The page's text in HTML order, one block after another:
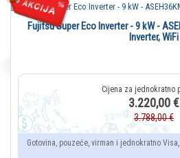
Fujitsu Super Eco Inverter - 9 kW -
Inverter, WiFi
3.220,00 €
3.788,00 €
Gotovina, pouzeće, virman i jednokratno